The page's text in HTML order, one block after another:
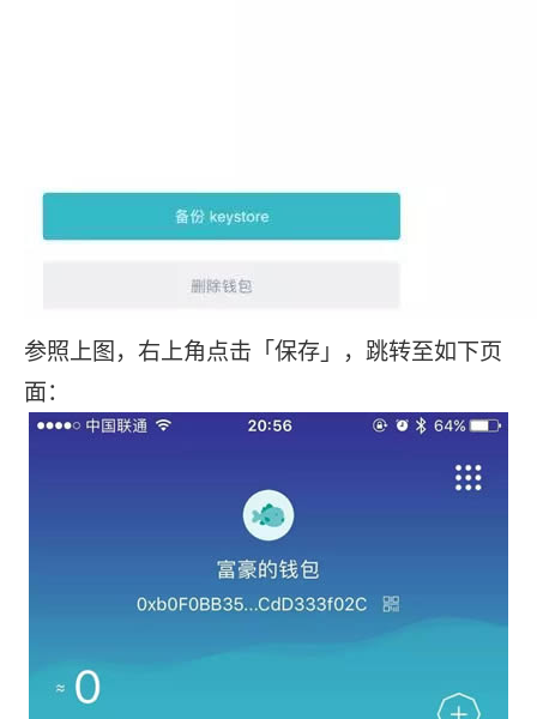
参照上图，右上角点击「保存」，跳转至如下页
面：